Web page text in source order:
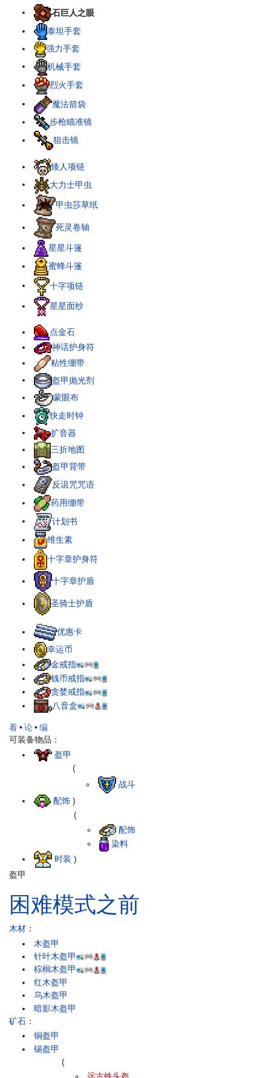
石巨人之眼
泰坦手套
强力手套
机械手套
烈火手套
魔法箭袋
步枪瞄准镜
狙击镜
矮人项链
大力士甲虫
甲虫莎草纸
死灵卷轴
星星斗篷
蜜蜂斗篷
十字项链
星星面纱
点金石
神话护身符
粘性绷带
盔甲抛光剂
蒙眼布
快走时钟
扩音器
三折地图
盔甲背带
反诅咒咒语
药用绷带
计划书
维生素
十字章护身符
十字章护盾
圣骑士护盾
优惠卡
幸运币
金戒指
钱币戒指
贪婪戒指
八音盒
看•论•编
可装备物品：
盔甲
配饰
(
战斗
)
时装
(
配饰
染料
)
盔甲
困难模式之前
木材 ：
木盔甲
针叶木盔甲
棕榈木盔甲
红木盔甲
乌木盔甲
暗影木盔甲
矿石 ：
铜盔甲
锡盔甲
(